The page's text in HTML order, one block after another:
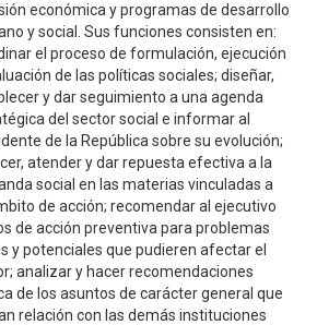
económica y programas de desarrollo
y social. Sus funciones consisten en:
el proceso de formulación, ejecución
de las políticas sociales; diseñar,
y dar seguimiento a una agenda
del sector social e informar al
de la República sobre su evolución;
atender y dar repuesta efectiva a la
social en las materias vinculadas a
de acción; recomendar al ejecutivo
de acción preventiva para problemas
y potenciales que pudieren afectar el
analizar y hacer recomendaciones
de los asuntos de carácter general que
relación con las demás instituciones